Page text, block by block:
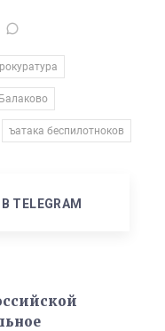
ъатака беспилотноков